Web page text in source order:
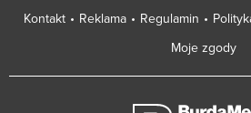
Kontakt Reklama Regulamin
Moje zgody